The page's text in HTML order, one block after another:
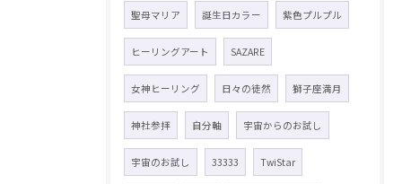
聖母マリア 誕生日カラー 紫色プルプル
ヒーリングアート SAZARE
女神ヒーリング 日々の徒然 獅子座満月
神社参拝 自分軸 宇宙からのお試し
宇宙のお試し 33333 TwiStar